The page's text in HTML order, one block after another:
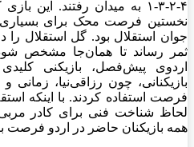
نخستین فرصت محک برای بسیاری
جوان استقلال بود. گل استقلال را
ثمر رساند تا همان‌جا مشخص
اردوی پیش‌فصل، بازیکنی
بازیکنانی، چون رزاقی‌نیا، زمانی
فرصت استفاده کردند. با اینکه
لحاظ شناخت فنی برای کادر
همه بازیکنان حاضر در اردو فرصت